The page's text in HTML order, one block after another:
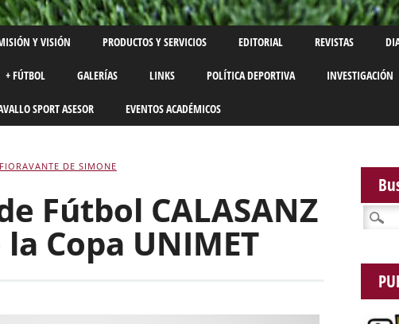
Y VISIÓN PRODUCTOS Y SERVICIOS EDITORIAL REVISTAS
+ FÚTBOL GALERÍAS LINKS POLÍTICA DEPORTIVA INVESTIGACIÓN
SPORT ASESOR EVENTOS ACADÉMICOS
FIORAVANTE DE SIMONE
Fútbol CALASANZ
Copa UNIMET
Buscar: